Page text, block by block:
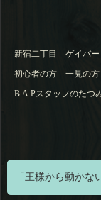
新宿二丁目 ゲイバ
初心者の方 一見の
B.A.Pスタッフのたつ
「王様から動かな